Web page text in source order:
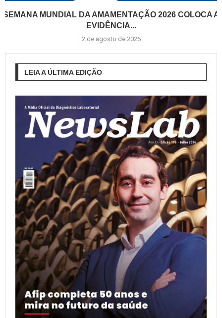
SEMANA MUNDIAL DA AMAMENTAÇÃO 2026 COLOCA A
EVIDÊNCIA...
2 de agosto de 2026
LEIA A ÚLTIMA EDIÇÃO